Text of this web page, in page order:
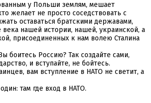
у Польши землям, мешает
желает не просто соседствовать с
оставаться братскими державами,
века нашей истории, нашей, украинской, а
присоединенных к нам волею Сталина
боитесь Россию? Так создайте сами,
и вступайте, не бойтесь.
вам вступление в НАТО не светит, а
там где вход в НАТО.